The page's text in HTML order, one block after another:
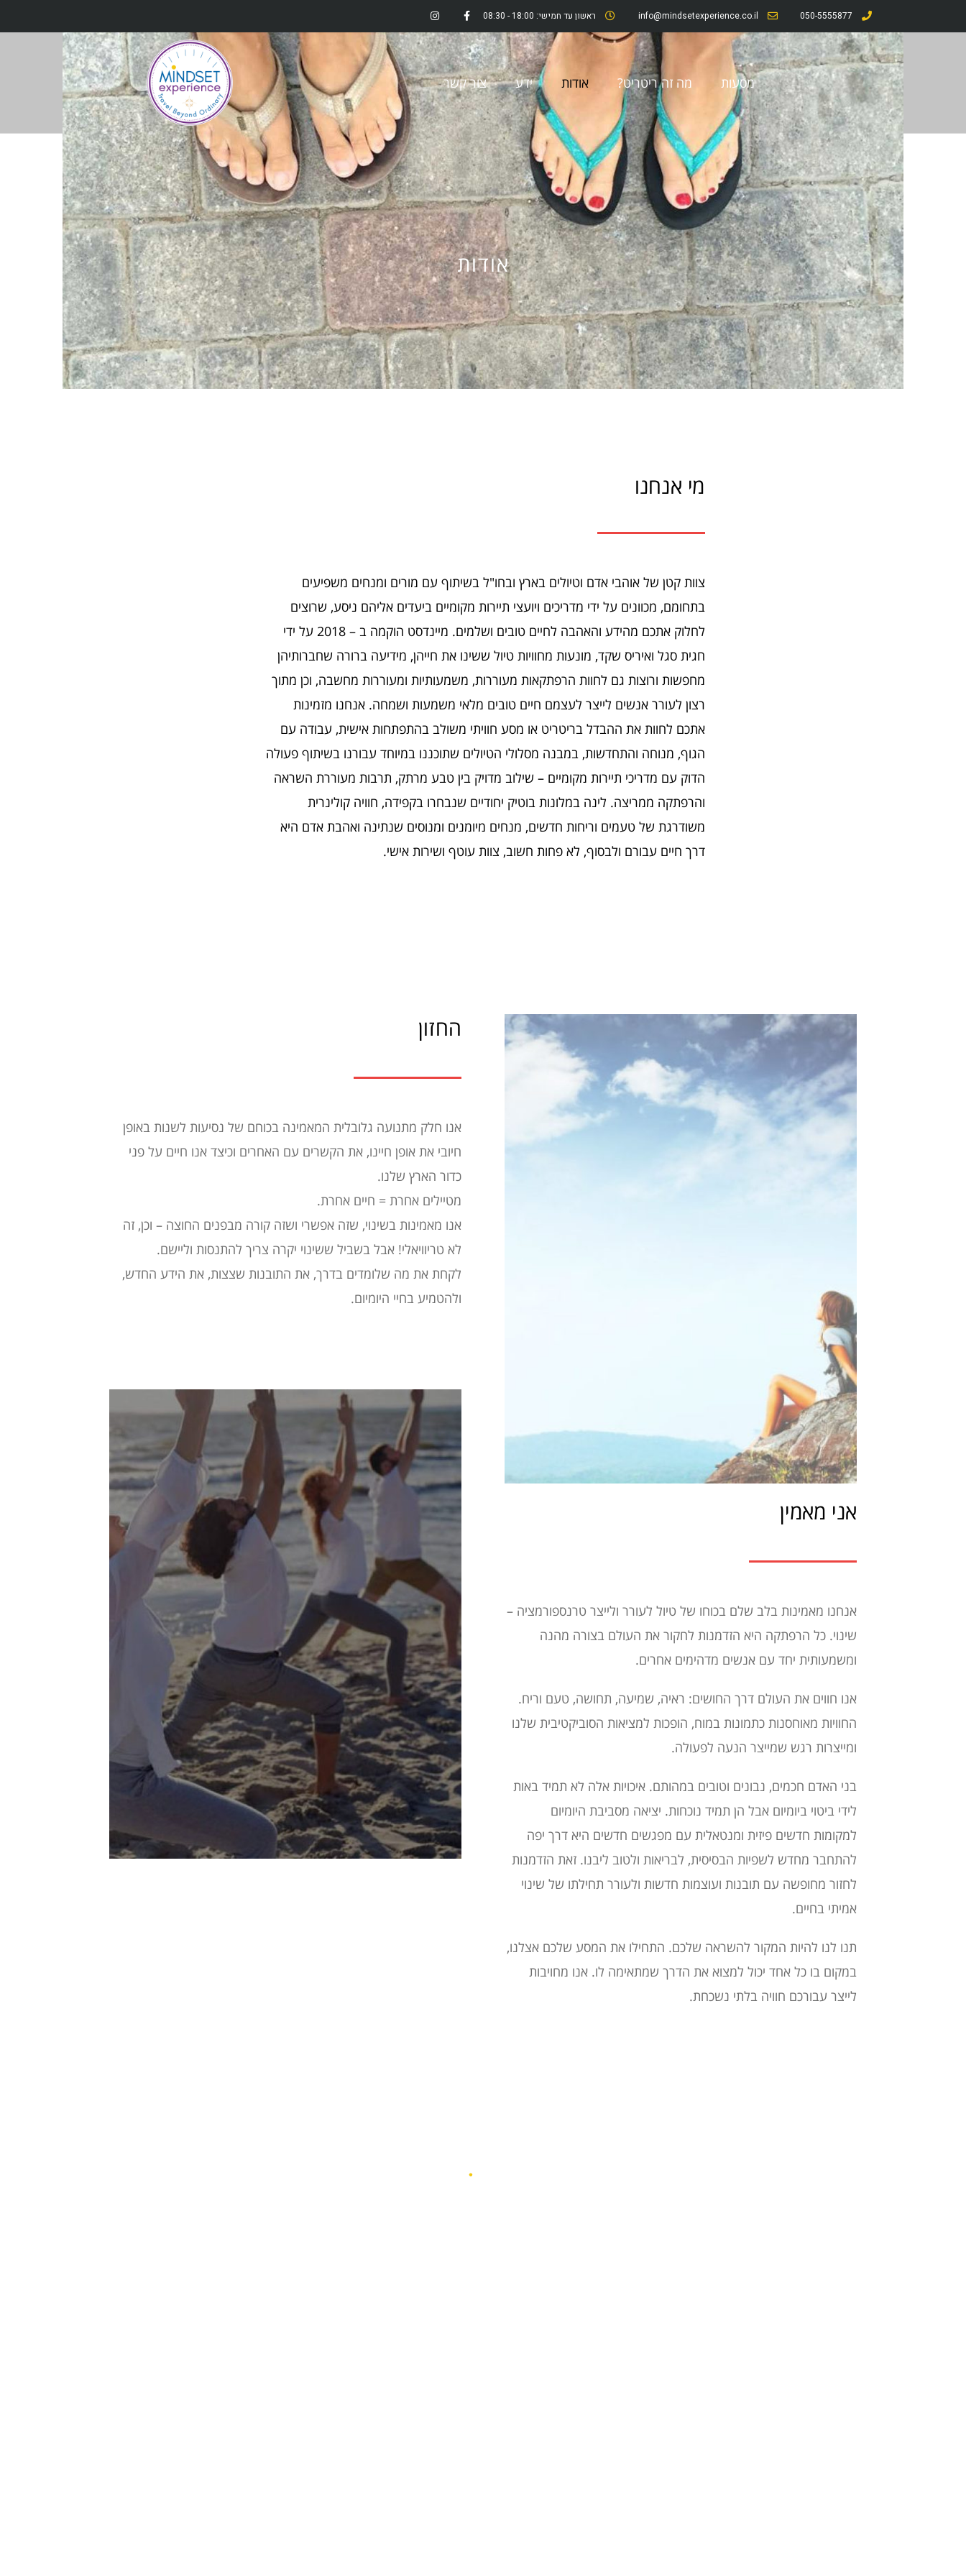
050-5555877
info@mindsetexperience.co.il ראשון עד חמישי: 18:00 - 08:30
מסעות מה זה ריטריט? אודות ידע צור קשר
אודות
מי אנחנו
צוות קטן של אוהבי אדם וטיולים בארץ ובחו"ל בשיתוף עם מורים ומנחים משפיעים
בתחומם, מכוונים על ידי מדריכים ויועצי תיירות מקומיים ביעדים אליהם ניסע, שרוצים
לחלוק אתכם מהידע והאהבה לחיים טובים ושלמים. מיינדסט הוקמה ב – 2018 על ידי
חגית סגל ואיריס שקד, מונעות מחוויות טיול ששינו את חייהן, מידיעה ברורה שחברותיהן
מחפשות ורוצות גם לחוות הרפתקאות מעוררות, משמעותיות ומעוררות מחשבה, וכן מתוך
רצון לעורר אנשים לייצר לעצמם חיים טובים מלאי משמעות ושמחה. אנחנו מזמינות
אתכם לחוות את ההבדל בריטריט או מסע חוויתי משולב בהתפתחות אישית, עבודה עם
הגוף, מנוחה והתחדשות, במבנה מסלולי הטיולים שתוכננו במיוחד עבורנו בשיתוף פעולה
הדוק עם מדריכי תיירות מקומיים – שילוב מדויק בין טבע מרתק, תרבות מעוררת השראה
והרפתקה ממריצה. לינה במלונות בוטיק יחודיים שנבחרו בקפידה, חוויה קולינרית
משודרגת של טעמים וריחות חדשים, מנחים מיומנים ומנוסים שנתינה ואהבת אדם היא
דרך חיים עבורם ולבסוף, לא פחות חשוב, צוות עוטף ושירות אישי.
אני מאמין
אנחנו מאמינות בלב שלם בכוחו של טיול לעורר ולייצר טרנספורמציה –
שינוי. כל הרפתקה היא הזדמנות לחקור את העולם בצורה מהנה
ומשמעותית יחד עם אנשים מדהימים אחרים.
אנו חווים את העולם דרך החושים: ראיה, שמיעה, תחושה, טעם וריח.
החוויות מאוחסנות כתמונות במוח, הופכות למציאות הסוביקטיבית שלנו
ומייצרות רגש שמייצר הנעה לפעולה.
בני האדם חכמים, נבונים וטובים במהותם. איכויות אלה לא תמיד באות
לידי ביטוי ביומיום אבל הן תמיד נוכחות. יציאה מסביבת היומיום
למקומות חדשים פיזית ומנטאלית עם מפגשים חדשים היא דרך יפה
להתחבר מחדש לשפיות הבסיסית, לבריאות ולטוב ליבנו. זאת הזדמנות
לחזור מחופשה עם תובנות ועוצמות חדשות ולעורר תחילתו של שינוי
אמיתי בחיים.
תנו לנו להיות המקור להשראה שלכם. התחילו את המסע שלכם אצלנו,
במקום בו כל אחד יכול למצוא את הדרך שמתאימה לו. אנו מחויבות
לייצר עבורכם חוויה בלתי נשכחת.
החזון
אנו חלק מתנועה גלובלית המאמינה בכוחם של נסיעות לשנות באופן
חיובי את אופן חיינו, את הקשרים עם האחרים וכיצד אנו חיים על פני
כדור הארץ שלנו.
מטיילים אחרת = חיים אחרת.
אנו מאמינות בשינוי, שזה אפשרי ושזה קורה מבפנים החוצה – וכן, זה
לא טריוויאלי! אבל בשביל ששינוי יקרה צריך להתנסות וליישם.
לקחת את מה שלומדים בדרך, את התובנות שצצות, את הידע החדש,
ולהטמיע בחיי היומיום.